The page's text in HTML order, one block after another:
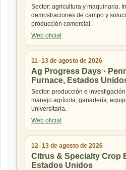
Sector: agricultura y maquinaria.
demostraciones de campo y
producción comercial.
Web oficial
11–13 de agosto de 2026
Ag Progress Days ·
Furnace, Estados
Sector: producción e
manejo agrícola, ganadería,
universitaria.
Web oficial
12–13 de agosto de 2026
Citrus & Specialty Crop
Estados Unidos